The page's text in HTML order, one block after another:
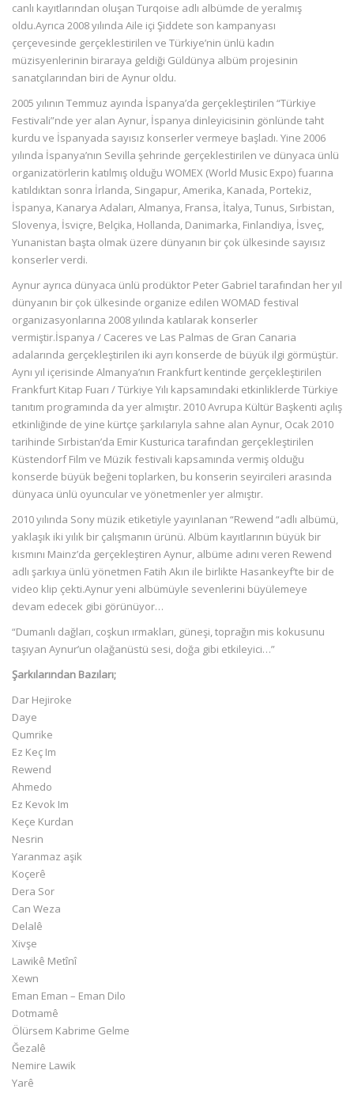
canlı kayıtlarından oluşan Turqoise adlı albümde de yeralmış
oldu.Ayrıca 2008 yılında Aile içi Şiddete son kampanyası
çerçevesinde gerçeklestirilen ve Türkiye’nin ünlü kadın
müzisyenlerinin biraraya geldiği Güldünya albüm projesinin
sanatçılarından biri de Aynur oldu.
2005 yılının Temmuz ayında İspanya’da gerçekleştirilen “Türkiye
Festivali”nde yer alan Aynur, İspanya dinleyicisinin gönlünde taht
kurdu ve İspanyada sayısız konserler vermeye başladı. Yine 2006
yılında İspanya’nın Sevilla şehrinde gerçeklestirilen ve dünyaca ünlü
organizatörlerin katılmış olduğu WOMEX (World Music Expo) fuarına
katıldıktan sonra İrlanda, Singapur, Amerika, Kanada, Portekiz,
İspanya, Kanarya Adaları, Almanya, Fransa, İtalya, Tunus, Sırbistan,
Slovenya, İsviçre, Belçika, Hollanda, Danimarka, Finlandiya, İsveç,
Yunanistan başta olmak üzere dünyanın bir çok ülkesinde sayısız
konserler verdi.
Aynur ayrıca dünyaca ünlü prodüktor Peter Gabriel tarafından her yıl
dünyanın bir çok ülkesinde organize edilen WOMAD festival
organizasyonlarına 2008 yılında katılarak konserler
vermiştir.İspanya / Caceres ve Las Palmas de Gran Canaria
adalarında gerçekleştirilen iki ayrı konserde de büyük ilgi görmüştür.
Aynı yıl içerisinde Almanya’nın Frankfurt kentinde gerçekleştirilen
Frankfurt Kitap Fuarı / Türkiye Yılı kapsamındaki etkinliklerde Türkiye
tanıtım programında da yer almıştır. 2010 Avrupa Kültür Başkenti açılış
etkinliğinde de yine kürtçe şarkılarıyla sahne alan Aynur, Ocak 2010
tarihinde Sırbistan’da Emir Kusturica tarafından gerçekleştirilen
Küstendorf Film ve Müzik festivali kapsamında vermiş olduğu
konserde büyük beğeni toplarken, bu konserin seyircileri arasında
dünyaca ünlü oyuncular ve yönetmenler yer almıştır.
2010 yılında Sony müzik etiketiyle yayınlanan “Rewend “adlı albümü,
yaklaşık iki yılık bir çalışmanın ürünü. Albüm kayıtlarının büyük bir
kısmını Mainz’da gerçekleştiren Aynur, albüme adını veren Rewend
adlı şarkıya ünlü yönetmen Fatih Akın ile birlikte Hasankeyf’te bir de
video klip çekti.Aynur yeni albümüyle sevenlerini büyülemeye
devam edecek gibi görünüyor…
“Dumanlı dağları, coşkun ırmakları, güneşi, toprağın mis kokusunu
taşıyan Aynur’un olağanüstü sesi, doğa gibi etkileyici…”
Şarkılarından Bazıları;
Dar Hejiroke
Daye
Qumrike
Ez Keç Im
Rewend
Ahmedo
Ez Kevok Im
Keçe Kurdan
Nesrin
Yaranmaz aşik
Koçerê
Dera Sor
Can Weza
Delalê
Xivşe
Lawikê Metînî
Xewn
Eman Eman – Eman Dilo
Dotmamê
Ölürsem Kabrime Gelme
Ğezalê
Nemire Lawik
Yarê